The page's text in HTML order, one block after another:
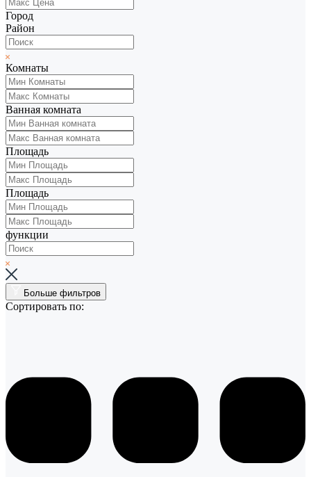
Город
Район
Комнаты
Ванная комната
Площадь
Площадь
функции
Больше фильтров
Сортировать по: